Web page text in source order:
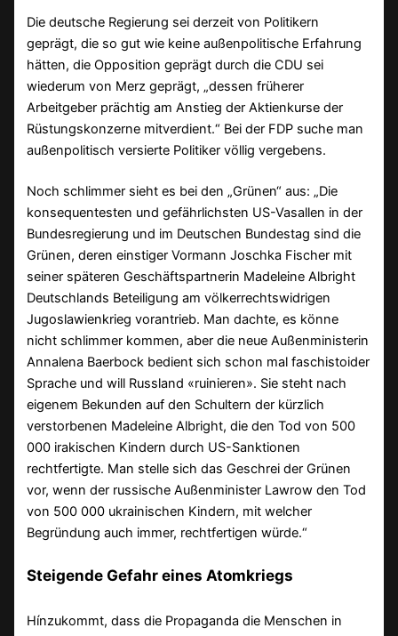
Die deutsche Regierung sei derzeit von Politikern
geprägt, die so gut wie keine außenpolitische Erfahrung
hätten, die Opposition geprägt durch die CDU sei
wiederum von Merz geprägt, „dessen früherer
Arbeitgeber prächtig am Anstieg der Aktienkurse der
Rüstungskonzerne mitverdient.“ Bei der FDP suche man
außenpolitisch versierte Politiker völlig vergebens.
Noch schlimmer sieht es bei den „Grünen“ aus: „Die
konsequentesten und gefährlichsten US-Vasallen in der
Bundesregierung und im Deutschen Bundestag sind die
Grünen, deren einstiger Vormann Joschka Fischer mit
seiner späteren Geschäftspartnerin Madeleine Albright
Deutschlands Beteiligung am völkerrechtswidrigen
Jugoslawienkrieg vorantrieb. Man dachte, es könne
nicht schlimmer kommen, aber die neue Außenministerin
Annalena Baerbock bedient sich schon mal faschistoider
Sprache und will Russland «ruinieren». Sie steht nach
eigenem Bekunden auf den Schultern der kürzlich
verstorbenen Madeleine Albright, die den Tod von 500
000 irakischen Kindern durch US-Sanktionen
rechtfertigte. Man stelle sich das Geschrei der Grünen
vor, wenn der russische Außenminister Lawrow den Tod
von 500 000 ukrainischen Kindern, mit welcher
Begründung auch immer, rechtfertigen würde.“
Steigende Gefahr eines Atomkriegs
Hínzukommt, dass die Propaganda die Menschen in